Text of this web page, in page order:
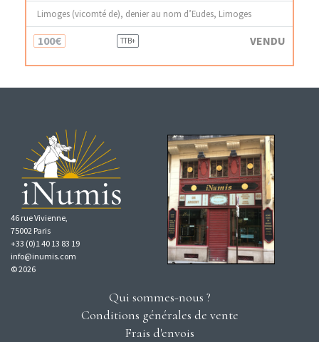
Limoges (vicomté de), denier au nom d’Eudes, Limoges
100€ TTB+ VENDU
46 rue Vivienne,
75002 Paris
+33 (0)1 40 13 83 19
info@inumis.com
© 2026
Qui sommes-nous ?
Conditions générales de vente
Frais d'envois